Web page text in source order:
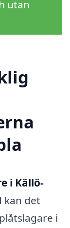
utan
i Källö-
kan det
i